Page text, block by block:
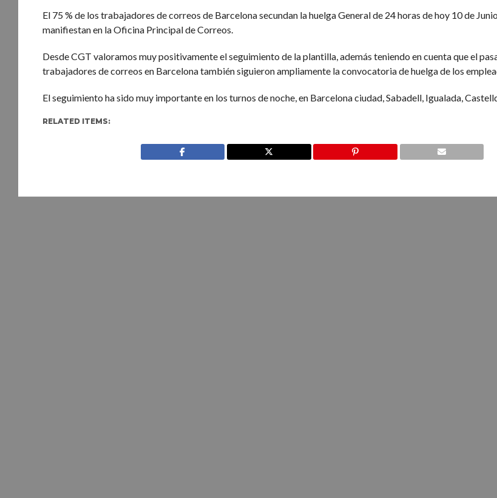
El 75 % de los trabajadores de correos de Barcelona secundan la huelga General de 24 horas de hoy 10 de
manifiestan en la Oficina Principal de Correos.
Desde CGT valoramos muy positivamente el seguimiento de la plantilla, además teniendo en cuenta que el
trabajadores de correos en Barcelona también siguieron ampliamente la convocatoria de huelga de los
El seguimiento ha sido muy importante en los turnos de noche, en Barcelona ciudad, Sabadell, Igualada,
RELATED ITEMS: